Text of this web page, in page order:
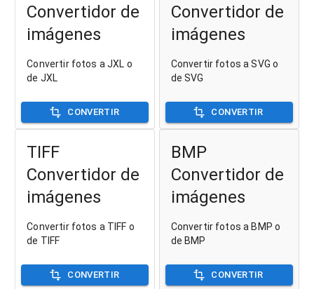
Convertidor de
imágenes
Convertir fotos a JXL o
de JXL
CONVERTIR
Convertidor de
imágenes
Convertir fotos a SVG o
de SVG
CONVERTIR
TIFF
Convertidor de
imágenes
Convertir fotos a TIFF o
de TIFF
CONVERTIR
BMP
Convertidor de
imágenes
Convertir fotos a BMP o
de BMP
CONVERTIR